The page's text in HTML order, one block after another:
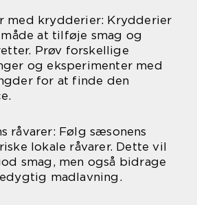
med krydderier: Krydderier
at tilføje smag og
Prøv forskellige
og eksperimenter med
for at finde den
råvarer: Følg sæsonens
lokale råvarer. Dette vil
smag, men også bidrage
madlavning.